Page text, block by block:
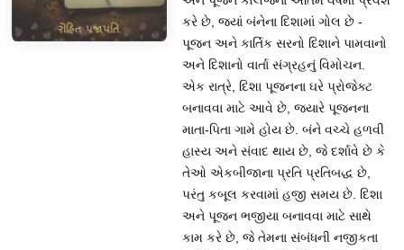
કરે છે, જ્યાં બંનેના દિશામાં ગોલ છે -
પૂજન અને કાર્તિક સરનો દિશાને પામવાનો
અને દિશાનો વાર્તા સંગ્રહનું વિમોચન.
એક રાત્રે, દિશા પૂજનના ઘરે પ્રોજેક્ટ
બનાવવા માટે આવે છે, જ્યારે પૂજનના
માતા-પિતા ગામે હોય છે. બંને વચ્ચે હળવી
હાસ્ય અને સંવાદ થાય છે, જે દર્શાવે છે કે
તેઓ એકબીજાના પ્રતિ પ્રતિબદ્ધ છે,
પરંતુ કબૂલ કરવામાં હજી સમય છે. દિશા
અને પૂજન ભજીયા બનાવવા માટે સાથે
કામ કરે છે, જે તેમના સંબંધની નજીકતા